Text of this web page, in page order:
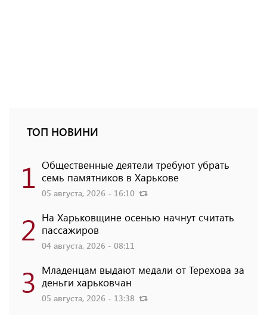
ТОП НОВИНИ
1 Общественные деятели требуют убрать
семь памятников в Харькове
05 августа, 2026 - 16:10
2 На Харьковщине осенью начнут считать
пассажиров
04 августа, 2026 - 08:11
3 Младенцам выдают медали от Терехова за
деньги харьковчан
05 августа, 2026 - 13:38